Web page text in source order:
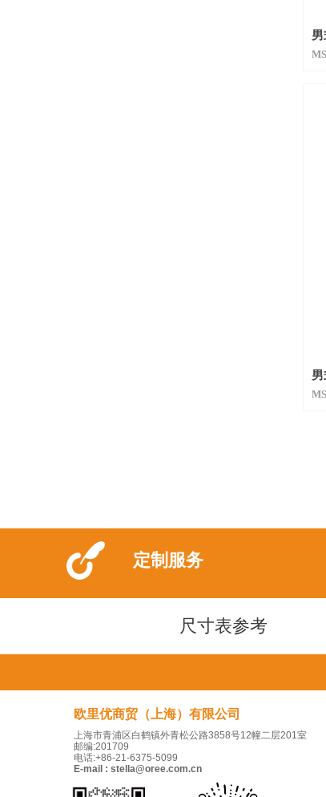
欧里优商贸（上海）有限公司
上海市青浦区白鹤镇外青松公路3858号12幢二层201室
邮编:201709
电话:+86-21-6375-5099
E-mail : stella@oree.com.cn
尺寸表参考
定制服务